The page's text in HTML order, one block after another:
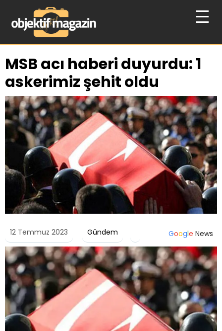
MSB acı haberi duyurdu: 1
askerimiz şehit oldu
12 Temmuz 2023 Gündem Google News